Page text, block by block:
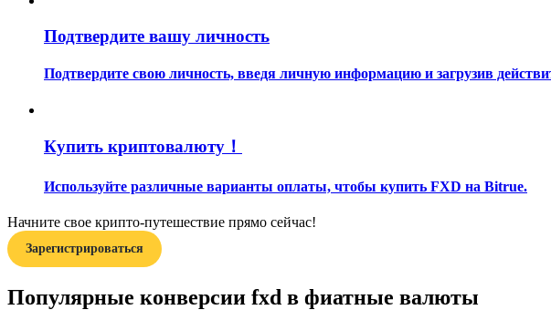
Руководство для начинающих по фьючерсам
Подтвердите вашу личность
Подтвердите свою личность, введя личную информацию и загрузив
Купить криптовалюту！
Используйте различные варианты оплаты, чтобы купить FXD на Bitrue.
Начните свое крипто-путешествие прямо сейчас!
Зарегистрироваться
Популярные конверсии fxd в фиатные валюты